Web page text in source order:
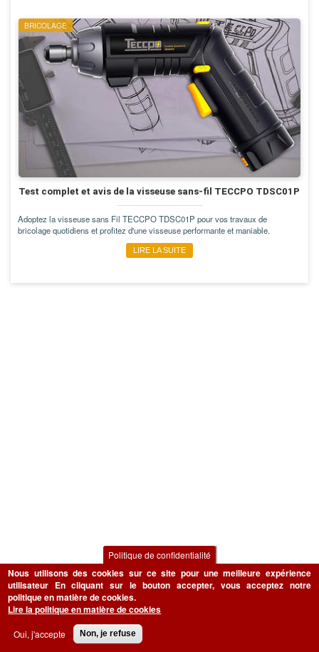
BRICOLAGE
Test complet et avis de la visseuse sans-fil TECCPO TDSC01P
Adoptez la visseuse sans Fil TECCPO TDSC01P pour vos travaux de
bricolage quotidiens et profitez d'une visseuse performante et maniable.
LIRE LA SUITE
NOUVEAUTÉS PRODUIT
Politique de confidentialité
Nous utilisons des cookies sur ce site pour une meilleure expérience
utilisateur En cliquant sur le bouton accepter, vous acceptez notre
politique en matière de cookies.
Lire la politique en matière de cookies
Oui, j'accepte Non, je refuse